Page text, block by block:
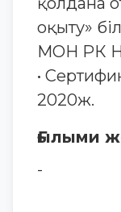
оқыту»
МОН РК
•
2020ж.
Ғылыми
-